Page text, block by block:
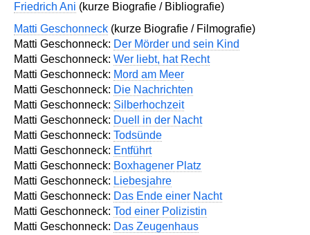
Friedrich Ani (kurze Biografie / Bibliografie)
Matti Geschonneck (kurze Biografie / Filmografie)
Matti Geschonneck: Der Mörder und sein Kind
Matti Geschonneck: Wer liebt, hat Recht
Matti Geschonneck: Mord am Meer
Matti Geschonneck: Die Nachrichten
Matti Geschonneck: Silberhochzeit
Matti Geschonneck: Duell in der Nacht
Matti Geschonneck: Todsünde
Matti Geschonneck: Entführt
Matti Geschonneck: Boxhagener Platz
Matti Geschonneck: Liebesjahre
Matti Geschonneck: Das Ende einer Nacht
Matti Geschonneck: Tod einer Polizistin
Matti Geschonneck: Das Zeugenhaus